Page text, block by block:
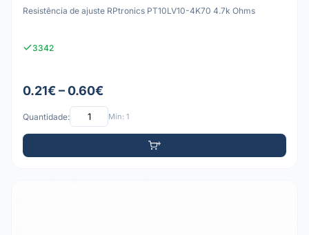
Resistência de ajuste RPtronics PT10LV10-4K70 4.7k Ohms
3342
0.21€ – 0.60€
Quantidade: Mín: 1